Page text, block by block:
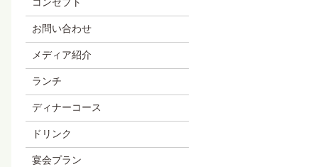
コンセプト
お問い合わせ
メディア紹介
ランチ
ディナーコース
ドリンク
宴会プラン